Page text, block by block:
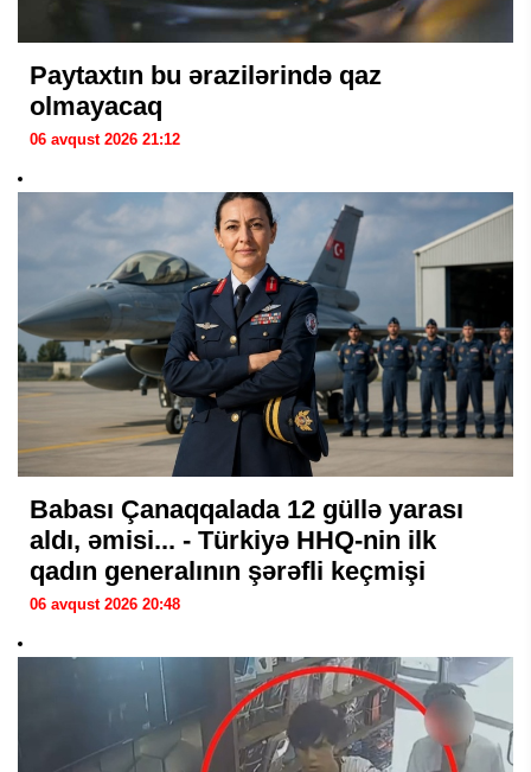
Paytaxtın bu ərazilərində qaz
olmayacaq
06 avqust 2026 21:12
Babası Çanaqqalada 12 güllə yarası
aldı, əmisi... - Türkiyə HHQ-nin ilk
qadın generalının şərəfli keçmişi
06 avqust 2026 20:48